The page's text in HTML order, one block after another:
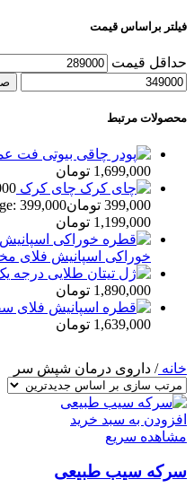
فیلتر براساس قیمت
حداقل قیمت
محصولات مرتبط
1,699,000 تومان
چای کرک
399,000 تومان
1,199,000 تومان
خوراکی اسپانيش فلای
1,890,000 تومان
1,639,000 تومان
خانه/ داروی درمان شپش سر
افزودن به سبد خرید
مشاهده سریع
سرکه سیب طبیعی